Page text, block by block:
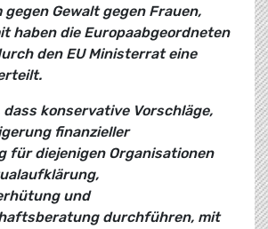
gegen Gewalt gegen Frauen,
haben die Europaabgeordneten
den EU Ministerrat eine
konservative Vorschläge,
finanzieller
für diejenigen Organisationen
und
durchführen, mit